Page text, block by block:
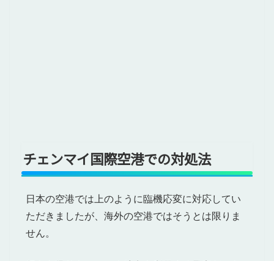
チェンマイ国際空港での対処法
日本の空港では上のように臨機応変に対応してい
ただきましたが、海外の空港ではそうとは限りま
せん。